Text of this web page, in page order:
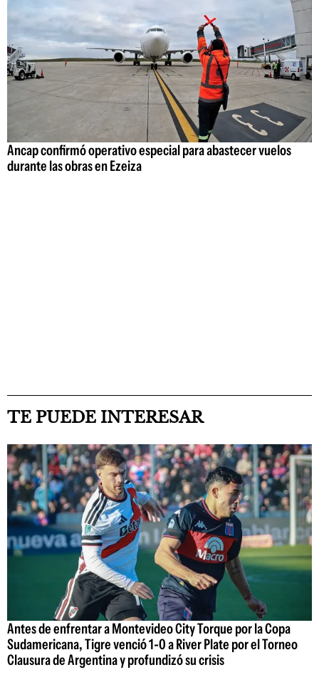
Ancap confirmó operativo especial para abastecer vuelos
durante las obras en Ezeiza
TE PUEDE INTERESAR
Antes de enfrentar a Montevideo City Torque por la Copa
Sudamericana, Tigre venció 1-0 a River Plate por el Torneo
Clausura de Argentina y profundizó su crisis